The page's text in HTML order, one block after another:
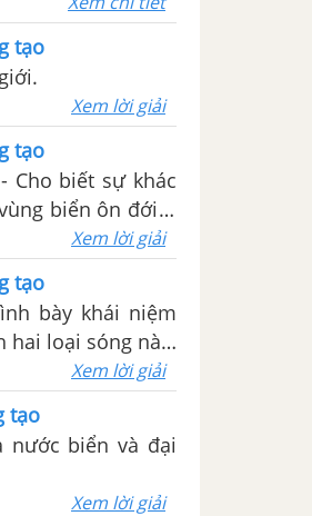
tạo
Xem lời giải
tạo
Cho biết sự khác
biển ôn đới. -
Xem lời giải
tạo
bày khái niệm
hai loại sóng này.
3. Dựa vào hình
các đại dương.
Xem lời giải
tạo
nước biển và đại
Xem lời giải